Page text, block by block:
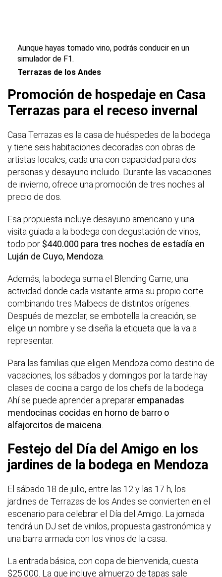
Aunque hayas tomado vino, podrás conducir en un
simulador de F1.
Terrazas de los Andes
Promoción de hospedaje en Casa
Terrazas para el receso invernal
Casa Terrazas es la casa de huéspedes de la bodega
y tiene seis habitaciones decoradas con obras de
artistas locales, cada una con capacidad para dos
personas y desayuno incluido. Durante las vacaciones
de invierno, ofrece una promoción de tres noches al
precio de dos.
Esa propuesta incluye desayuno americano y una
visita guiada a la bodega con degustación de vinos,
todo por $440.000 para tres noches de estadía en
Luján de Cuyo, Mendoza.
Además, la bodega suma el Blending Game, una
actividad donde cada visitante arma su propio corte
combinando tres Malbecs de distintos orígenes.
Después de mezclar, se embotella la creación, se
elige un nombre y se diseña la etiqueta que la va a
representar.
Para las familias que eligen Mendoza como destino de
vacaciones, los sábados y domingos por la tarde hay
clases de cocina a cargo de los chefs de la bodega.
Ahí se puede aprender a preparar empanadas
mendocinas cocidas en horno de barro o
alfajorcitos de maicena.
Festejo del Día del Amigo en los
jardines de la bodega en Mendoza
El sábado 18 de julio, entre las 12 y las 17 h, los
jardines de Terrazas de los Andes se convierten en el
escenario para celebrar el Día del Amigo. La jornada
tendrá un DJ set de vinilos, propuesta gastronómica y
una barra armada con los vinos de la casa.
La entrada básica, con copa de bienvenida, cuesta
$25.000. La que incluye almuerzo de tapas sale